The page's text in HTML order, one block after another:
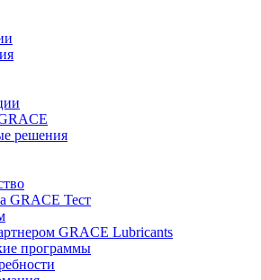
решения
GRACE Тест
GRACE Lubricants
программы